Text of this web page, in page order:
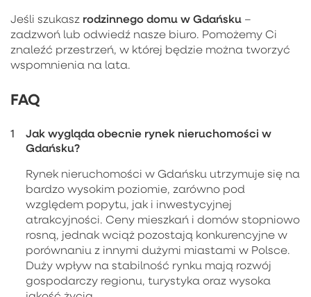
Jeśli szukasz rodzinnego domu w Gdańsku –
zadzwoń lub odwiedź nasze biuro. Pomożemy Ci
znaleźć przestrzeń, w której będzie można tworzyć
wspomnienia na lata.
FAQ
Jak wygląda obecnie rynek nieruchomości w
Gdańsku?
Rynek nieruchomości w Gdańsku utrzymuje się na
bardzo wysokim poziomie, zarówno pod
względem popytu, jak i inwestycyjnej
atrakcyjności. Ceny mieszkań i domów stopniowo
rosną, jednak wciąż pozostają konkurencyjne w
porównaniu z innymi dużymi miastami w Polsce.
Duży wpływ na stabilność rynku mają rozwój
gospodarczy regionu, turystyka oraz wysoka